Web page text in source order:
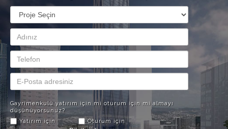
Gayrimenkulü yatırım için mi oturum için mi almayı
düşünüyorsunuz?
Yatırım için
Oturum için